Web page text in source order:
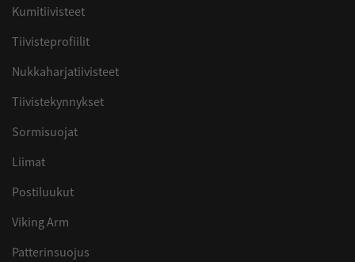
Kumitiivisteet
Tiivisteprofiilit
Nukkaharjatiivisteet
Tiivistekynnykset
Sormisuojat
Liimat
Postiluukut
Viking Arm
Patterinsuojus